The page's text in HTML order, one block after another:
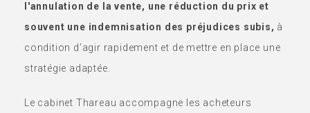
l'annulation de la vente, une réduction du prix et
souvent une indemnisation des préjudices subis, à
condition d’agir rapidement et de mettre en place une
stratégie adaptée.
Le cabinet Thareau accompagne les acheteurs